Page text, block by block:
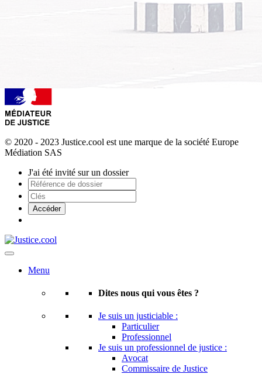
© 2020 - 2023 Justice.cool est une marque de la société Europe
Médiation SAS
J'ai été invité sur un dossier
Menu
Dites nous qui vous êtes ?
Je suis un justiciable :
Particulier
Professionnel
Je suis un professionnel de justice :
Avocat
Commissaire de Justice